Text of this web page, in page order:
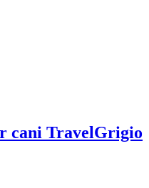
cani TravelGrigio